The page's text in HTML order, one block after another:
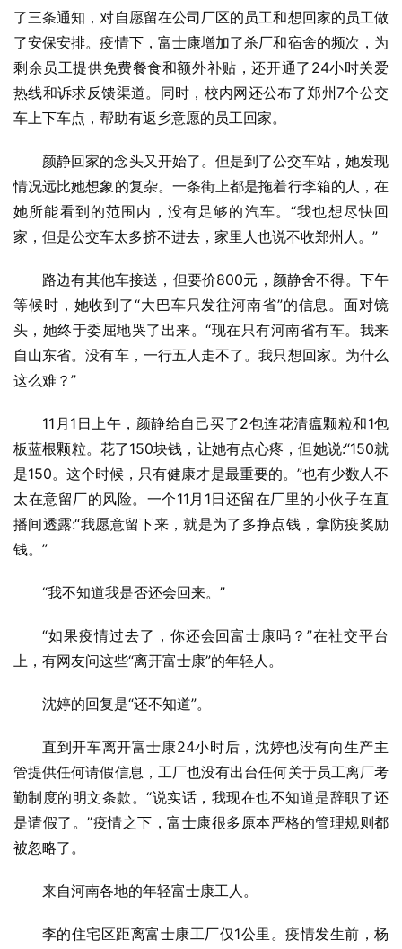
了三条通知，对自愿留在公司厂区的员工和想回家的员工做
了安保安排。疫情下，富士康增加了杀厂和宿舍的频次，为
剩余员工提供免费餐食和额外补贴，还开通了24小时关爱
热线和诉求反馈渠道。同时，校内网还公布了郑州7个公交
车上下车点，帮助有返乡意愿的员工回家。
颜静回家的念头又开始了。但是到了公交车站，她发现
情况远比她想象的复杂。一条街上都是拖着行李箱的人，在
她所能看到的范围内，没有足够的汽车。“我也想尽快回
家，但是公交车太多挤不进去，家里人也说不收郑州人。”
路边有其他车接送，但要价800元，颜静舍不得。下午
等候时，她收到了“大巴车只发往河南省”的信息。面对镜
头，她终于委屈地哭了出来。“现在只有河南省有车。我来
自山东省。没有车，一行五人走不了。我只想回家。为什么
这么难？”
11月1日上午，颜静给自己买了2包连花清瘟颗粒和1包
板蓝根颗粒。花了150块钱，让她有点心疼，但她说:“150就
是150。这个时候，只有健康才是最重要的。”也有少数人不
太在意留厂的风险。一个11月1日还留在厂里的小伙子在直
播间透露:“我愿意留下来，就是为了多挣点钱，拿防疫奖励
钱。”
“我不知道我是否还会回来。”
“如果疫情过去了，你还会回富士康吗？”在社交平台
上，有网友问这些“离开富士康”的年轻人。
沈婷的回复是“还不知道”。
直到开车离开富士康24小时后，沈婷也没有向生产主
管提供任何请假信息，工厂也没有出台任何关于员工离厂考
勤制度的明文条款。“说实话，我现在也不知道是辞职了还
是请假了。”疫情之下，富士康很多原本严格的管理规则都
被忽略了。
来自河南各地的年轻富士康工人。
李的住宅区距离富士康工厂仅1公里。疫情发生前，杨